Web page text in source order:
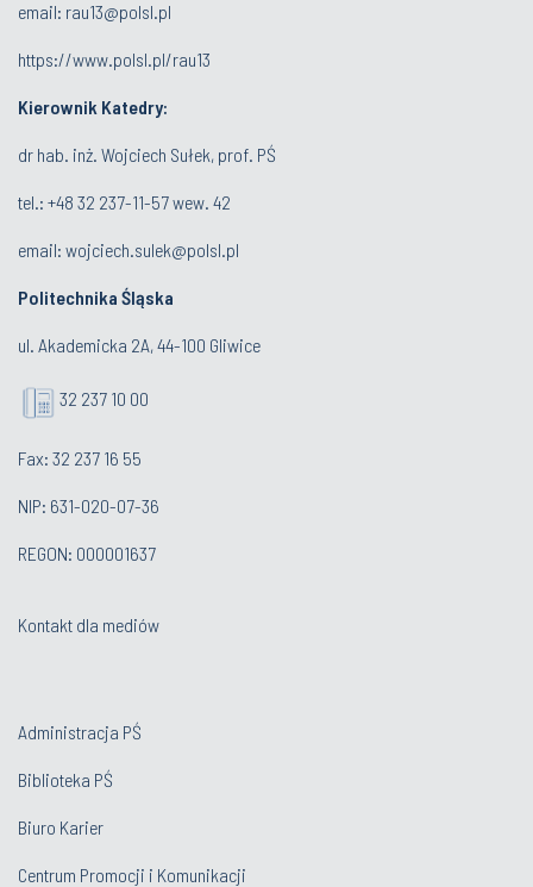
email: rau13@polsl.pl
https://www.polsl.pl/rau13
Kierownik Katedry:
dr hab. inż. Wojciech Sułek, prof. PŚ
tel.: +48 32 237-11-57 wew. 42
email: wojciech.sulek@polsl.pl
Politechnika Śląska
ul. Akademicka 2A, 44-100 Gliwice
32 237 10 00
Fax: 32 237 16 55
NIP: 631-020-07-36
REGON: 000001637
Kontakt dla mediów
Administracja PŚ
Biblioteka PŚ
Biuro Karier
Centrum Promocji i Komunikacji